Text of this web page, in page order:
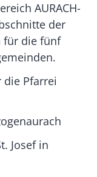
AURACH-
der
für die fünf
Pfarrei
Josef in